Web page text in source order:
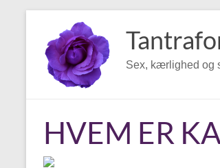
content
Sex, kærlighed og
HVEM ER